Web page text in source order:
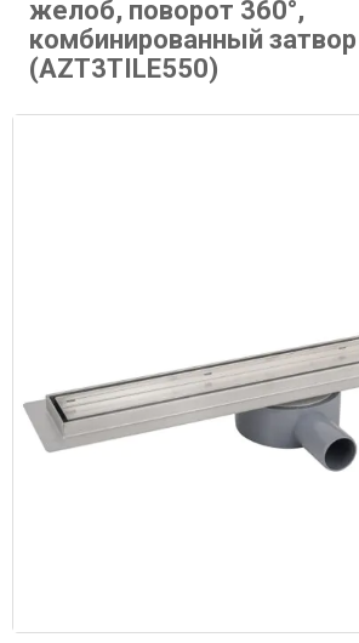
желоб, поворот 360°,
комбинированный затвор
(AZT3TILE550)